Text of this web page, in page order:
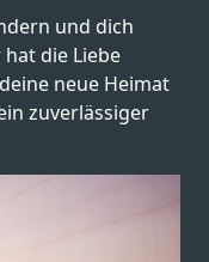
und dich
die Liebe
neue Heimat
zuverlässiger